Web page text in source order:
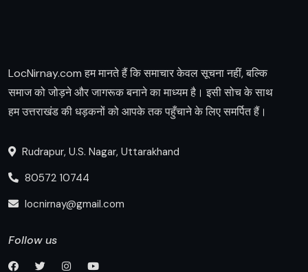
LocNirnay.com हम मानते हैं कि समाचार केवल सूचना नहीं, बल्कि
समाज को जोड़ने और जागरूक बनाने का माध्यम है। इसी सोच के साथ
हम उत्तराखंड की धड़कनों को आपके तक पहुँचाने के लिए समर्पित हैं।
Rudrapur, U.S. Nagar, Uttarakhand
80572 10744
locnirnay@gmail.com
Follow us